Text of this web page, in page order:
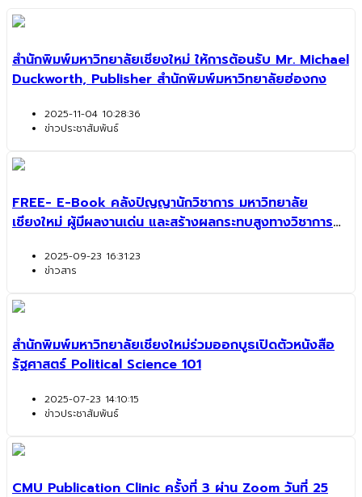
สำนักพิมพ์มหาวิทยาลัยเชียงใหม่ ให้การต้อนรับ Mr. Michael
Duckworth, Publisher สำนักพิมพ์มหาวิทยาลัยฮ่องกง
2025-11-04 10:28:36
ข่าวประชาสัมพันธ์
FREE- E-Book คลังปัญญานักวิชาการ มหาวิทยาลัย
เชียงใหม่ ผู้มีผลงานเด่น และสร้างผลกระทบสูงทางวิชาการ
Outstanding Researchers)
2025-09-23 16:31:23
ข่าวสาร
สำนักพิมพ์มหาวิทยาลัยเชียงใหม่ร่วมออกบูธเปิดตัวหนังสือ
รัฐศาสตร์ Political Science 101
2025-07-23 14:10:15
ข่าวประชาสัมพันธ์
CMU Publication Clinic ครั้งที่ 3 ผ่าน Zoom วันที่ 25